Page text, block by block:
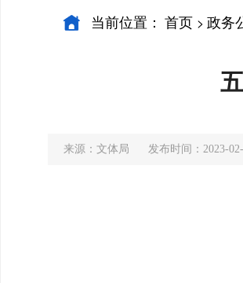
当前位置： 首页 > 政务
来源：文体局 发布时间：2023-